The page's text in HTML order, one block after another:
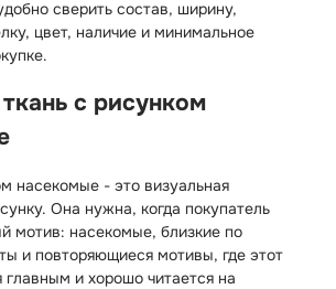
сверить состав, ширину,
цвет, наличие и минимальное
с рисунком
насекомые - это визуальная
Она нужна, когда покупатель
мотив: насекомые, близкие по
и повторяющиеся мотивы, где этот
и хорошо читается на